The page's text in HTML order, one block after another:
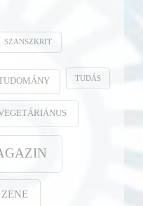
SZANSZKRIT
TUDÁS
ZENE